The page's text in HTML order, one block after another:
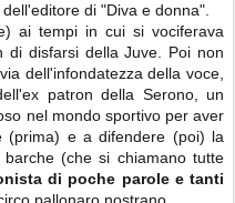
di "Diva e donna".
ai tempi in cui si vociferava
di disfarsi della Juve. Poi non
dell'infondatezza della voce,
patron della Serono, un
nel mondo sportivo per aver
(prima) e a difendere (poi) la
(che si chiamano tutte
di poche parole e tanti